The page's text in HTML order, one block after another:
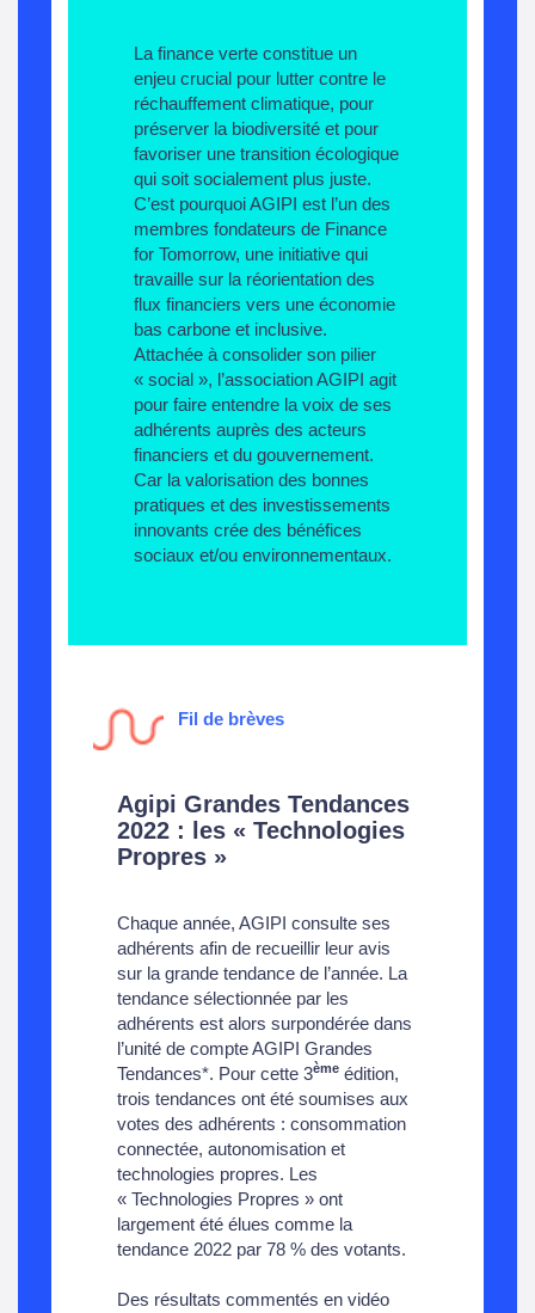
La finance verte constitue un
enjeu crucial pour lutter contre le
réchauffement climatique, pour
préserver la biodiversité et pour
favoriser une transition écologique
qui soit socialement plus juste.
C’est pourquoi AGIPI est l’un des
membres fondateurs de Finance
for Tomorrow, une initiative qui
travaille sur la réorientation des
flux financiers vers une économie
bas carbone et inclusive.
Attachée à consolider son pilier
« social », l’association AGIPI agit
pour faire entendre la voix de ses
adhérents auprès des acteurs
financiers et du gouvernement.
Car la valorisation des bonnes
pratiques et des investissements
innovants crée des bénéfices
sociaux et/ou environnementaux.
Fil de brèves
Agipi Grandes Tendances
2022 : les « Technologies
Propres »
Chaque année, AGIPI consulte ses
adhérents afin de recueillir leur avis
sur la grande tendance de l’année. La
tendance sélectionnée par les
adhérents est alors surpondérée dans
l’unité de compte AGIPI Grandes
Tendances*. Pour cette 3ème édition,
trois tendances ont été soumises aux
votes des adhérents : consommation
connectée, autonomisation et
technologies propres. Les
« Technologies Propres » ont
largement été élues comme la
tendance 2022 par 78 % des votants.
Des résultats commentés en vidéo